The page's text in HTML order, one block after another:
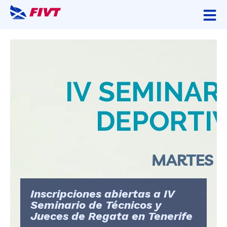
Inscripciones abiertas a IV
Seminario de Técnicos y
Jueces de Regata en Tenerife